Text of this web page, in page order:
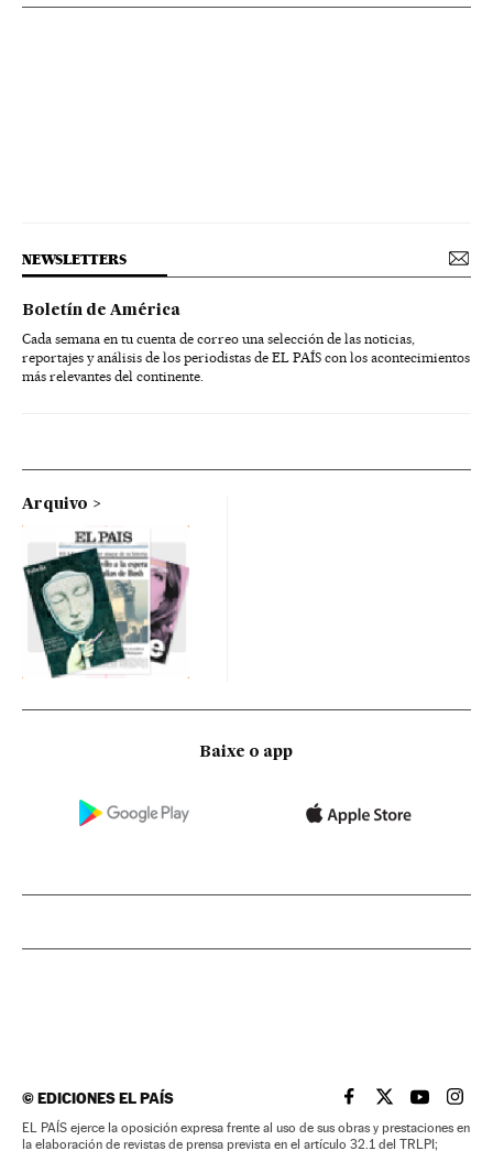
NEWSLETTERS
Boletín de América
Cada semana en tu cuenta de correo una selección de las noticias,
reportajes y análisis de los periodistas de EL PAÍS con los acontecimientos
más relevantes del continente.
Arquivo
Baixe o app
©EDICIONES EL PAÍS EL PAÍS BRASIL EN
EL PAÍSEL PAÍS
EL
EL PAÍS ejerce la oposición expresa frente al uso de sus obras y prestaciones en
la elaboración de revistas de prensa prevista en el artículo 32.1 del TRLPI;